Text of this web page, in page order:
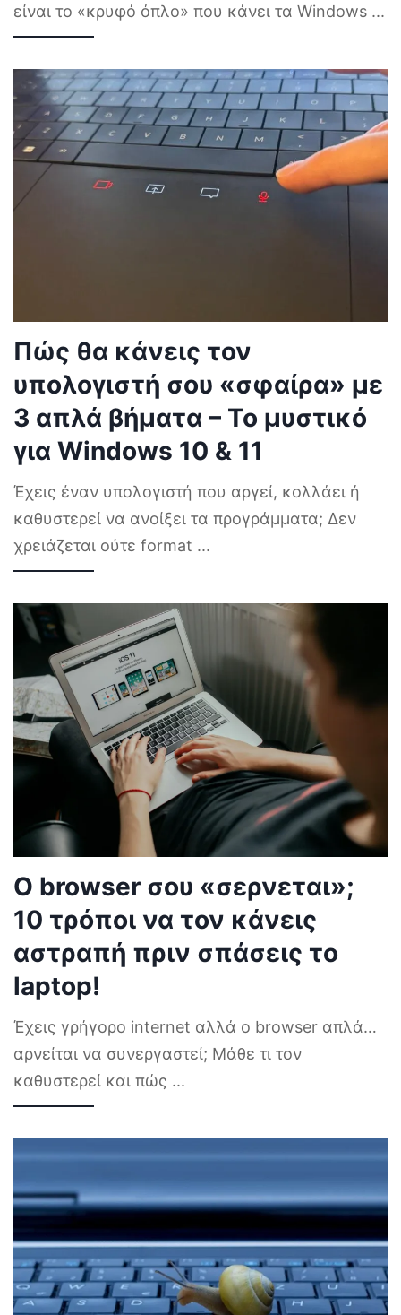
είναι το «κρυφό όπλο» που κάνει τα Windows ...
Πώς θα κάνεις τον
υπολογιστή σου «σφαίρα» με
3 απλά βήματα – Το μυστικό
για Windows 10 & 11
Έχεις έναν υπολογιστή που αργεί, κολλάει ή
καθυστερεί να ανοίξει τα προγράμματα; Δεν
χρειάζεται ούτε format ...
Ο browser σου «σερνεται»;
10 τρόποι να τον κάνεις
αστραπή πριν σπάσεις το
laptop!
Έχεις γρήγορο internet αλλά ο browser απλά…
αρνείται να συνεργαστεί; Μάθε τι τον
καθυστερεί και πώς ...